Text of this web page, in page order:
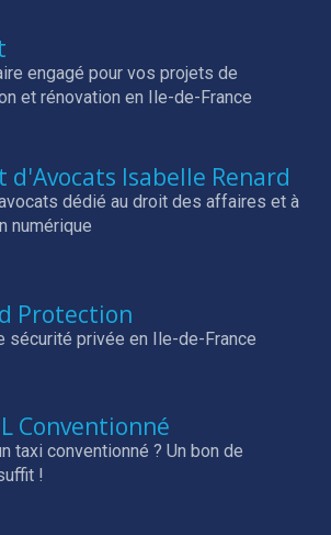
engagé pour vos projets de
et rénovation en Ile-de-France
d'Avocats Isabelle Renard
dédié au droit des affaires et à
numérique
Protection
sécurité privée en Ile-de-France
Conventionné
taxi conventionné ? Un bon de
!